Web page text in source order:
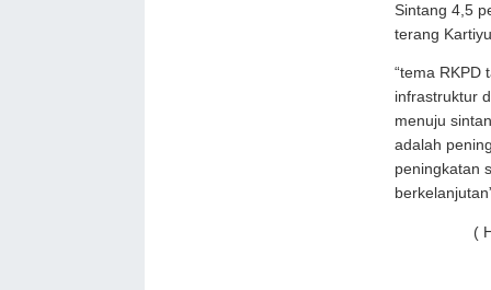
Sintang 4,5
terang
“tema RKPD
infrastruktur
menuju
adalah
peningkatan
(